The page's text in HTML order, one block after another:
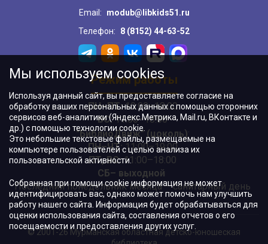
Email:
modub@libkids51.ru
Телефон:
8 (8152) 44-63-52
Режим работы
ПН–ПТ:10:00–18:00
ВС:11:00–18:00
"БиблиоДвиж" (цоколь):
ПН–ЧТ:11:00–19:00
ПТ, ВС:11:00–18:00
СБ– выходной
Последний понедельник месяца – санитарный день
© 2001-26 Мурманская областная детско-юношеская
Мы используем cookies
Используя данный сайт, вы предоставляете согласие на
обработку ваших персональных данных с помощью сторонних
сервисов веб-аналитики (Яндекс.Метрика, Mail.ru, ВКонтакте и
др.) с помощью технологии cookie.
Это небольшие текстовые файлы, размещаемые на
компьютере пользователей с целью анализа их
пользовательской активности.
Собранная при помощи cookie информация не может
идентифицировать вас, однако может помочь нам улучшить
работу нашего сайта. Информация будет обрабатываться для
оценки использования сайта, составления отчетов о его
посещаемости и предоставления других услуг.